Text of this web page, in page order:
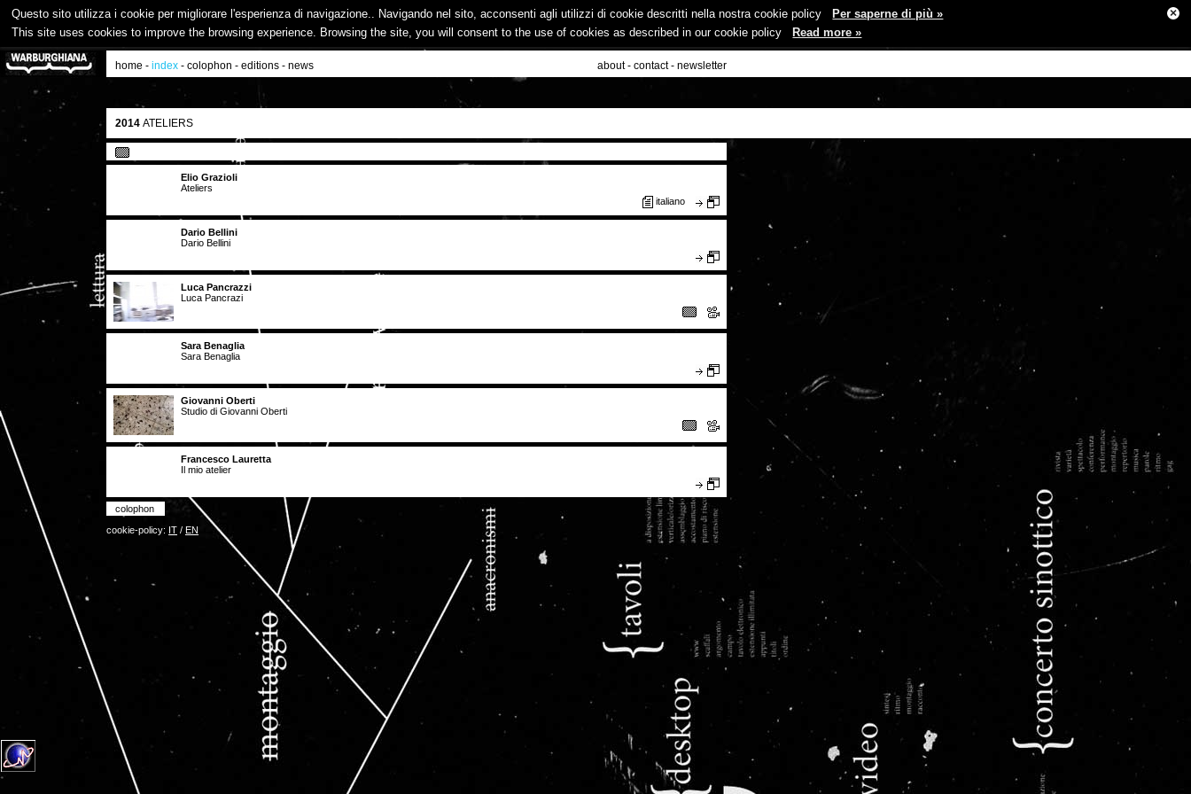
Questo sito utilizza i cookie per migliorare l'esperienza di navigazione.. Navigando nel sito, acconsenti agli utilizzi di cookie descritti nella nostra cookie policy
Per saperne di più »
This site uses cookies to improve the browsing experience. Browsing the site, you will consent to the use of cookies as described in our cookie policy
Read more »
×
home - index - colophon - editions - news about- contact- newsletter
2014 ATELIERS
Elio Grazioli
Ateliers
italiano
Dario Bellini
Dario Bellini
Luca Pancrazzi
Luca Pancrazi
Sara Benaglia
Sara Benaglia
Giovanni Oberti
Studio di Giovanni Oberti
Francesco Lauretta
Il mio atelier
colophon
cookie-policy: IT / EN